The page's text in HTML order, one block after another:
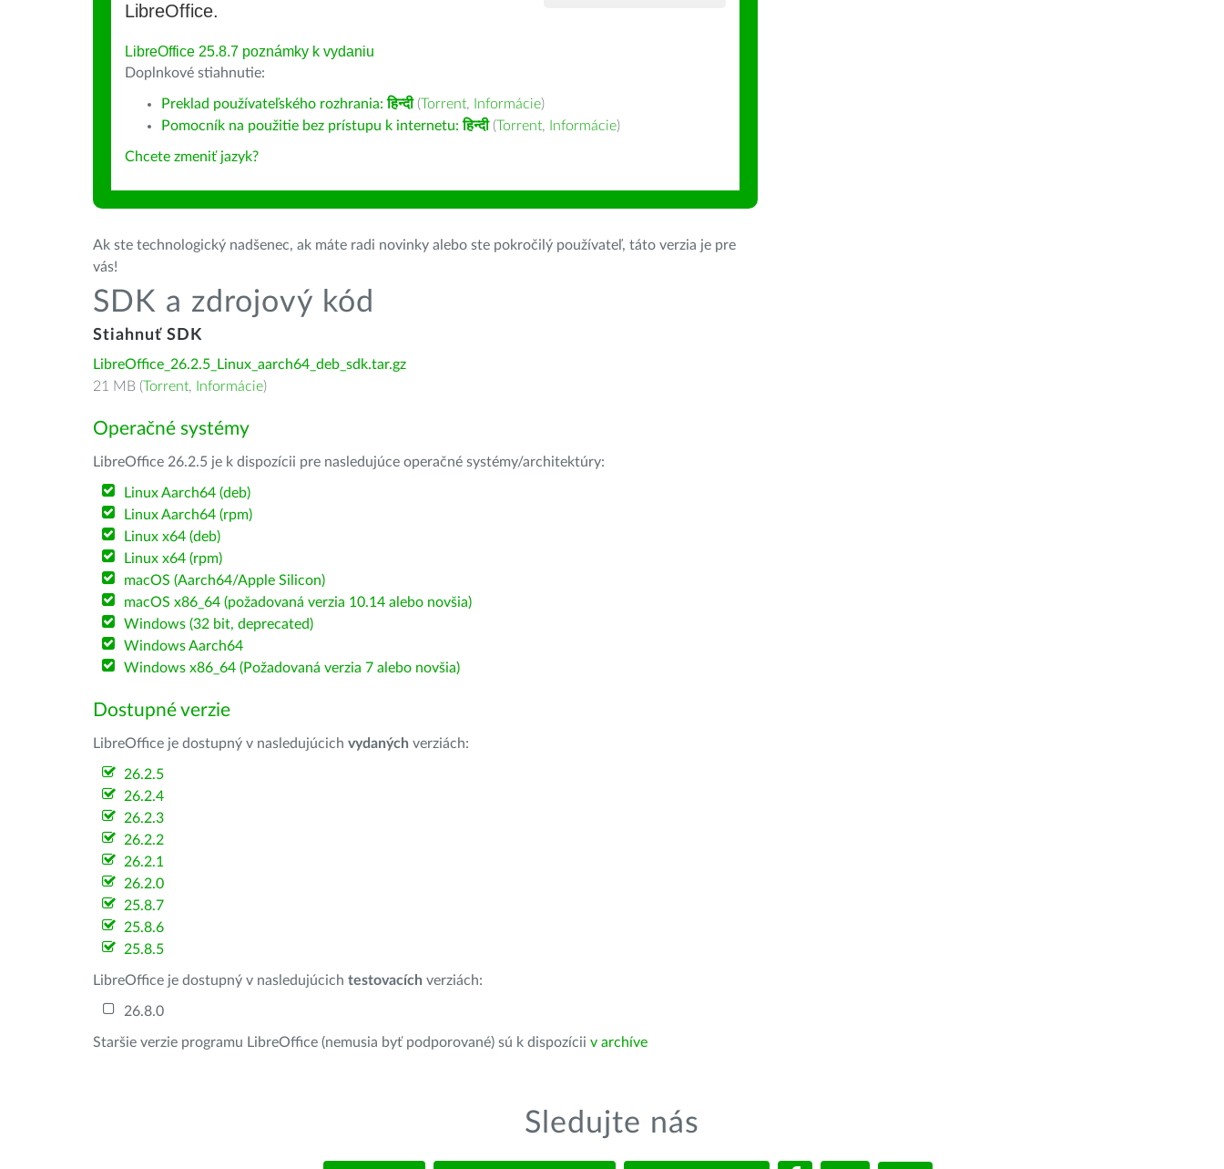
LibreOffice.
LibreOffice 25.8.7 poznámky k vydaniu
Doplnkové stiahnutie:
Preklad používateľského rozhrania:हिन्दी (Torrent, Informácie)
Pomocník na použitie bez prístupu k internetu:हिन्दी (Torrent, Informácie)
Chcete zmeniť jazyk?
Ak ste technologický nadšenec, ak máte radi novinky alebo ste pokročilý používateľ, táto verzia je pre
vás!
SDK a zdrojový kód
Stiahnuť SDK
LibreOffice_26.2.5_Linux_aarch64_deb_sdk.tar.gz
21 MB (Torrent, Informácie)
Operačné systémy
LibreOffice 26.2.5 je k dispozícii pre nasledujúce operačné systémy/architektúry:
Linux Aarch64 (deb)
Linux Aarch64 (rpm)
Linux x64 (deb)
Linux x64 (rpm)
macOS (Aarch64/Apple Silicon)
macOS x86_64 (požadovaná verzia 10.14 alebo novšia)
Windows (32 bit, deprecated)
Windows Aarch64
Windows x86_64 (Požadovaná verzia 7 alebo novšia)
Dostupné verzie
LibreOffice je dostupný v nasledujúcich vydaných verziách:
26.2.5
26.2.4
26.2.3
26.2.2
26.2.1
26.2.0
25.8.7
25.8.6
25.8.5
LibreOffice je dostupný v nasledujúcich testovacích verziách:
26.8.0
Staršie verzie programu LibreOffice (nemusia byť podporované) sú k dispozícii v archíve
Sledujte nás